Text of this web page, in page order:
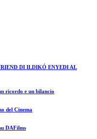
DI ILDIKÓ ENYEDI AL
ricordo e un bilancio
del Cinema
DAFilms